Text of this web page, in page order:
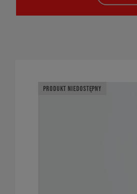
PRODUKT NIEDOSTĘPNY